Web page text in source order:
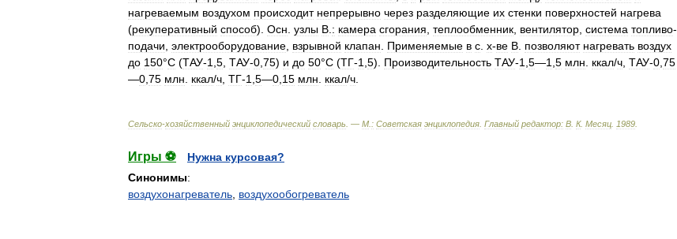
нагреваемым воздухом происходит непрерывно через разделяющие их стенки поверхностей нагрева
(рекуперативный способ). Осн узлы В : камера сгорания теплообменник вентилятор система топливо-
подачи электрооборудование взрывной клапан Применяемые в с х-ве В позволяют нагревать воздух
до 150°С (ТАУ-1 5 ТАУ-0 75) и до 50°С (ТГ-1 5). Производительность ТАУ-1 5—1 5 млн ккал/ч ТАУ-0 75
—0 75 млн ккал/ч ТГ-1 5—0 15 млн ккал/ч
Сельско-хозяйственный энциклопедический словарь . — М : Советская энциклопедия Главный редактор: В К. Месяц 1989
Игры ⚽
Нужна курсовая?
Синонимы:
воздухонагреватель воздухообогреватель